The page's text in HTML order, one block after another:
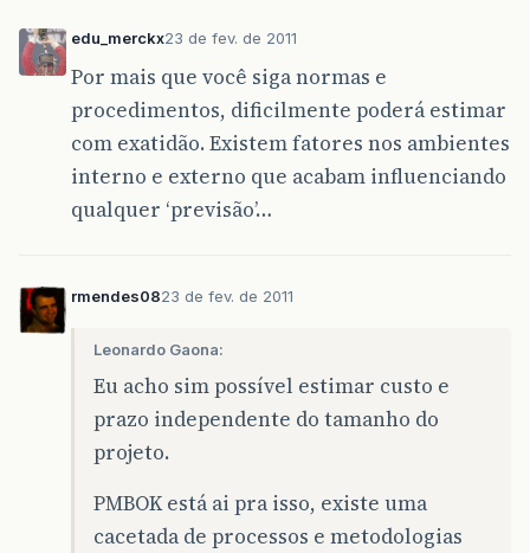
edu_merckx23 de fev. de 2011
Por mais que você siga normas e
procedimentos, dificilmente poderá estimar
com exatidão. Existem fatores nos ambientes
interno e externo que acabam influenciando
qualquer ‘previsão’…
rmendes0823 de fev. de 2011
Leonardo Gaona:
Eu acho sim possível estimar custo e
prazo independente do tamanho do
projeto.
PMBOK está ai pra isso, existe uma
cacetada de processos e metodologias